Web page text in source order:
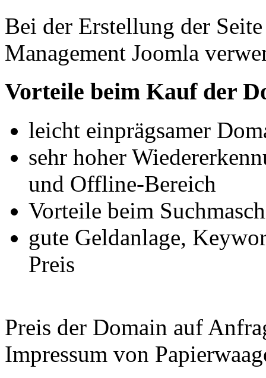
Bei der Erstellung der
Management Joomla
Vorteile beim Kauf der
leicht einprägsamer
sehr hoher
und Offline-Bereich
Vorteile beim
gute Geldanlage,
Preis
Preis der Domain auf
Impressum von